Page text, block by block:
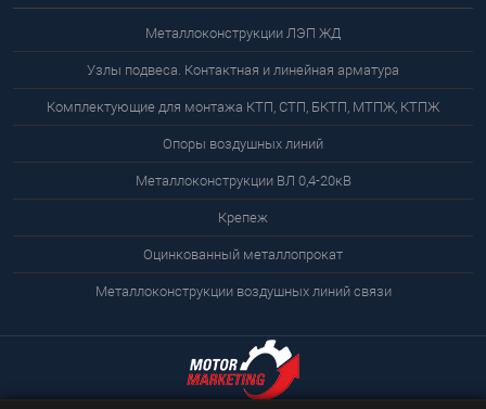
Металлоконструкции ЛЭП ЖД
Узлы подвеса. Контактная и линейная арматура
Комплектующие для монтажа КТП, СТП, БКТП, МТПЖ, КТПЖ
Опоры воздушных линий
Металлоконструкции ВЛ 0,4-20кВ
Крепеж
Оцинкованный металлопрокат
Металлоконструкции воздушных линий связи